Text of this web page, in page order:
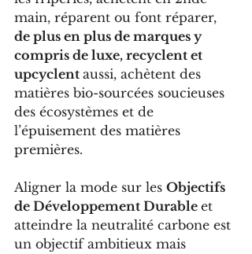
main, réparent ou font réparer,
de plus en plus de marques y
compris de luxe, recyclent et
upcyclent aussi, achètent des
matières bio-sourcées soucieuses
des écosystèmes et de
l’épuisement des matières
premières.
Aligner la mode sur les Objectifs
de Développement Durable et
atteindre la neutralité carbone est
un objectif ambitieux mais